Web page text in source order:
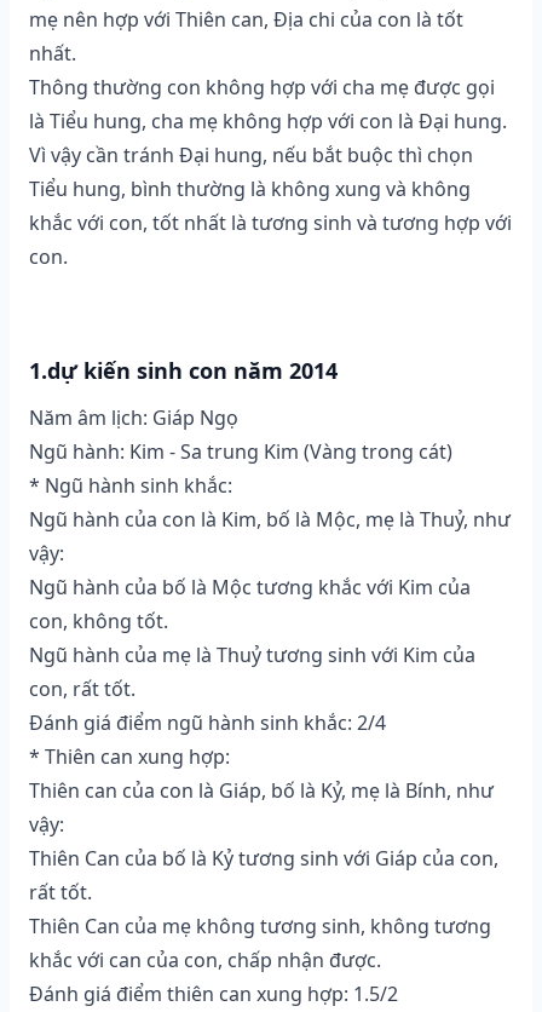
mẹ nên hợp với Thiên can, Địa chi của con là tốt
nhất.
Thông thường con không hợp với cha mẹ được gọi
là Tiểu hung, cha mẹ không hợp với con là Đại hung.
Vì vậy cần tránh Đại hung, nếu bắt buộc thì chọn
Tiểu hung, bình thường là không xung và không
khắc với con, tốt nhất là tương sinh và tương hợp với
con.
1.dự kiến sinh con năm 2014
Năm âm lịch: Giáp Ngọ
Ngũ hành: Kim - Sa trung Kim (Vàng trong cát)
* Ngũ hành sinh khắc:
Ngũ hành của con là Kim, bố là Mộc, mẹ là Thuỷ, như
vậy:
Ngũ hành của bố là Mộc tương khắc với Kim của
con, không tốt.
Ngũ hành của mẹ là Thuỷ tương sinh với Kim của
con, rất tốt.
Đánh giá điểm ngũ hành sinh khắc: 2/4
* Thiên can xung hợp:
Thiên can của con là Giáp, bố là Kỷ, mẹ là Bính, như
vậy:
Thiên Can của bố là Kỷ tương sinh với Giáp của con,
rất tốt.
Thiên Can của mẹ không tương sinh, không tương
khắc với can của con, chấp nhận được.
Đánh giá điểm thiên can xung hợp: 1.5/2